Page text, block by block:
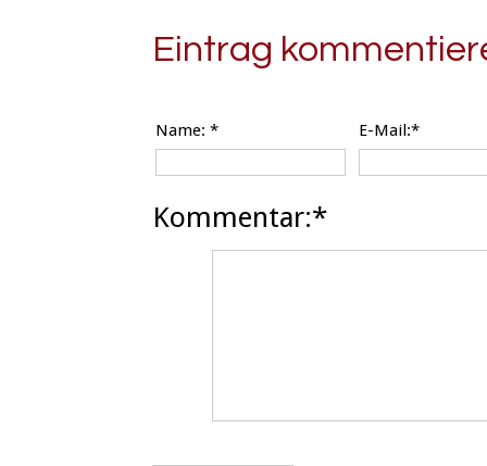
Eintrag
Name: * E-Mail:*
Kommentar:*